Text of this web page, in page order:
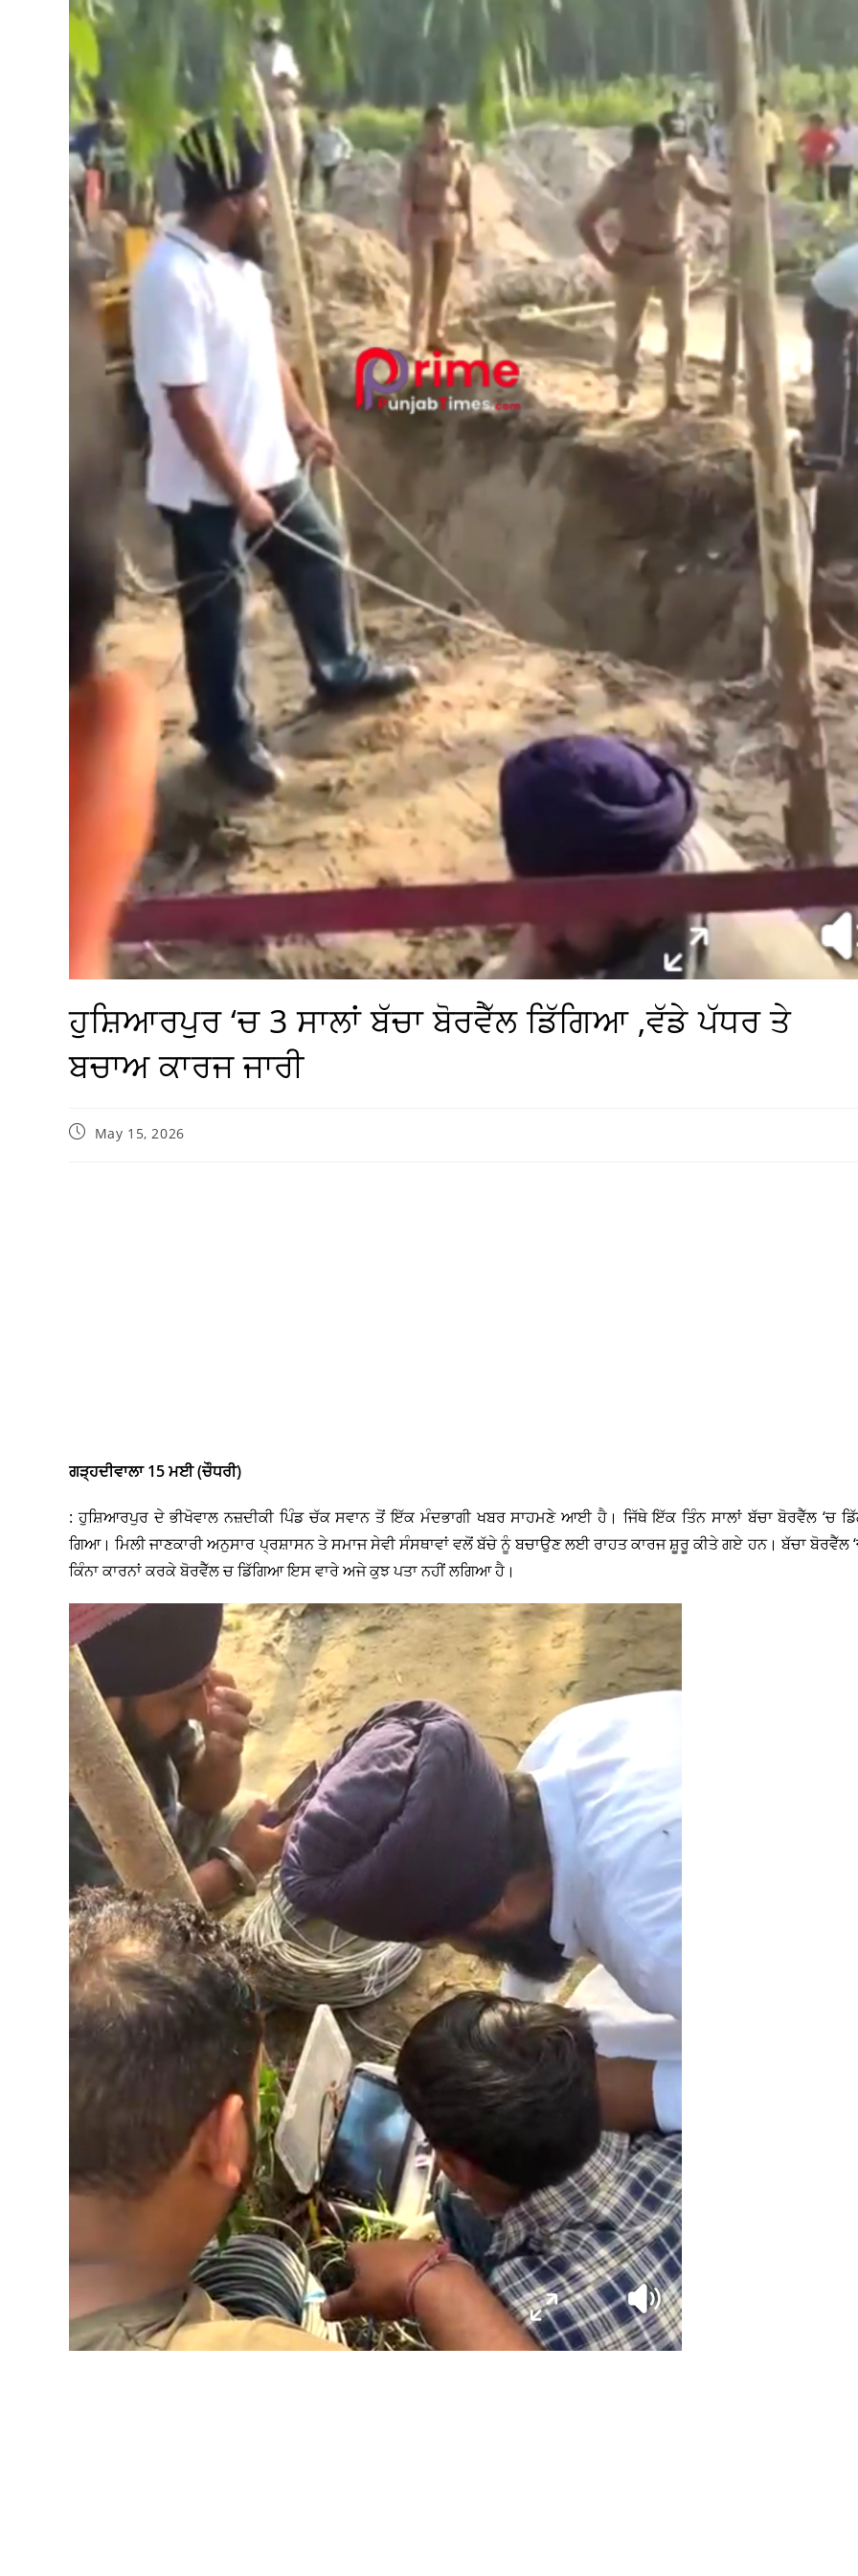
ਹੁਸ਼ਿਆਰਪੁਰ ‘ਚ 3 ਸਾਲਾਂ ਬੱਚਾ ਬੋਰਵੈੱਲ ਡਿੱਗਿਆ ,ਵੱਡੇ ਪੱਧਰ ਤੇ
ਬਚਾਅ ਕਾਰਜ ਜਾਰੀ
May 15, 2026
ਗੜ੍ਹਦੀਵਾਲਾ 15 ਮਈ (ਚੌਧਰੀ)
: ਹੁਸ਼ਿਆਰਪੁਰ ਦੇ ਭੀਖੋਵਾਲ ਨਜ਼ਦੀਕੀ ਪਿੰਡ ਚੱਕ ਸਵਾਨ ਤੋਂ ਇੱਕ ਮੰਦਭਾਗੀ ਖਬਰ ਸਾਹਮਣੇ ਆਈ ਹੈ। ਜਿੱਥੇ ਇੱਕ ਤਿੰਨ ਸਾਲਾਂ ਬੱਚਾ ਬੋਰਵੈੱਲ ‘ਚ
ਗਿਆ। ਮਿਲੀ ਜਾਣਕਾਰੀ ਅਨੁਸਾਰ ਪ੍ਰਸ਼ਾਸਨ ਤੇ ਸਮਾਜ ਸੇਵੀ ਸੰਸਥਾਵਾਂ ਵਲੋਂ ਬੱਚੇ ਨੂੰ ਬਚਾਉਣ ਲਈ ਰਾਹਤ ਕਾਰਜ ਸ਼ੂਰੂ ਕੀਤੇ ਗਏ ਹਨ। ਬੱਚਾ ਬੋਰਵੈੱਲ
ਕਿੰਨਾ ਕਾਰਨਾਂ ਕਰਕੇ ਬੋਰਵੈੱਲ ਚ ਡਿੱਗਿਆ ਇਸ ਵਾਰੇ ਅਜੇ ਕੁਝ ਪਤਾ ਨਹੀਂ ਲਗਿਆ ਹੈ।